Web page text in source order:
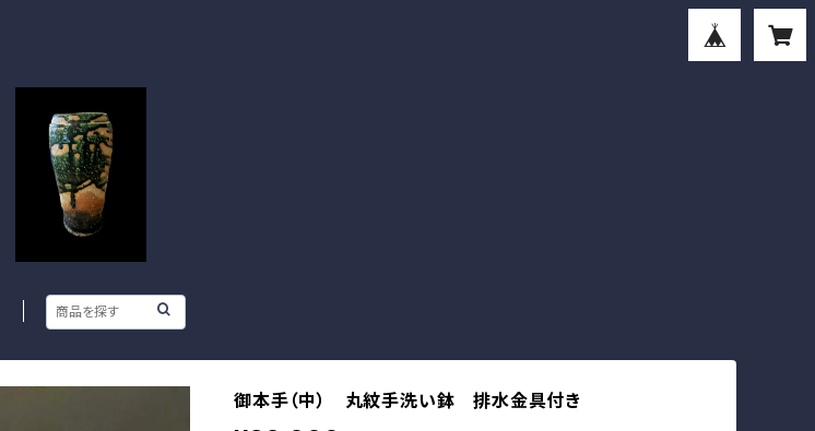
御本手（中） 丸紋手洗い鉢 排水金具付き